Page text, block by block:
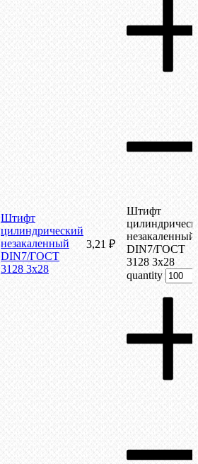
Штифт
цилиндрический
незакаленный
DIN7/ГОСТ
3128 3х28
3,21 ₽
Штифт
незакаленный
DIN7/ГОСТ
3128 3х28
quantity